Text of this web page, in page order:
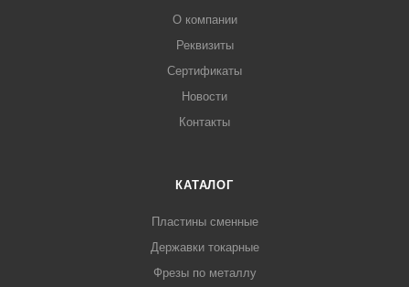
О компании
Реквизиты
Сертификаты
Новости
Контакты
КАТАЛОГ
Пластины сменные
Державки токарные
Фрезы по металлу